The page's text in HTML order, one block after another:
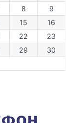
8
9
15
16
22
23
29
30